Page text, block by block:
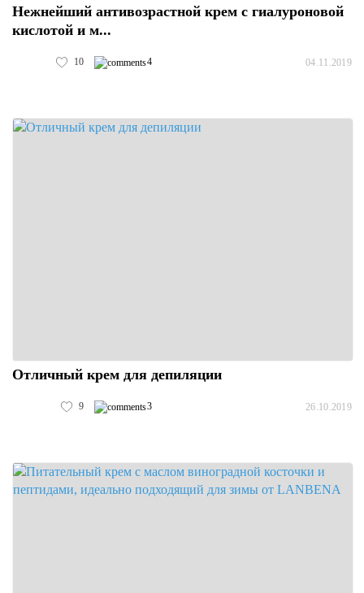
Нежнейший антивозрастной крем с гиалуроновой
кислотой и м...
10 4 04.11.2019
Отличный крем для депиляции
9 3 26.10.2019